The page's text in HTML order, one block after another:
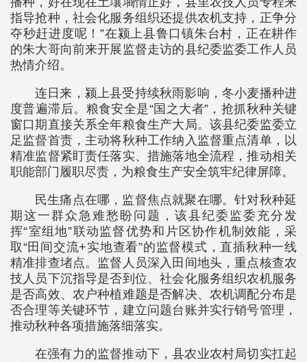
指导抢种，社会化服务组织还提供农机支持，正争分
夺秒赶进度呢！”在颍上县鲁口镇朱台村，正在耕作
的朱大哥向前来开展监督走访的县纪委监委工作人员
热情介绍。
连日来，颍上县受持续秋雨影响，冬小麦播种进
度普遍滞后。粮食安全是“国之大者”，抢抓秋种关键
窗口期直接关系全年粮食生产大局。该县纪委监委立
足监督首责，主动将秋种工作纳入监督重点清单，以
精准监督紧盯责任落实、措施落地全流程，推动相关
职能部门履职尽责，为粮食生产安全筑牢纪律屏障。
民生痛点在哪，监督焦点就聚在哪。针对秋种延
期这一群众急难愁盼问题，该县纪委监委充分发
挥“室组地”联动监督优势和片区协作机制效能，采
取“田间交流+实地查看”的监督模式，直插秋种一线
精准排查堵点。监督人员深入田间地头，重点核查农
技人员下沉指导是否到位、社会化服务组织农机服务
是否高效、农户种植难题是否解决、农机调配分布是
否合理等关键环节，建立问题台账并实行销号管理，
推动秋种各项措施落细落实。
在强有力的监督推动下，县农业农村局切实扛起